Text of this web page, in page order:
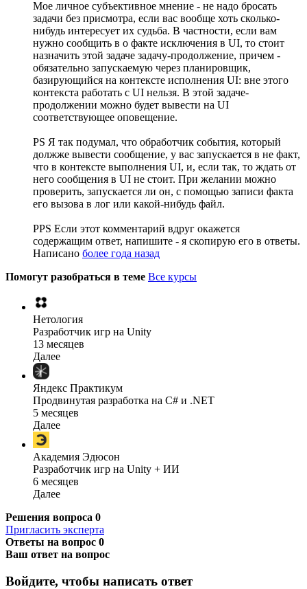
Мое личное субъективное мнение - не надо бросать
задачи без присмотра, если вас вообще хоть сколько-
нибудь интересует их судьба. В частности, если вам
нужно сообщить в о факте исключения в UI, то стоит
назначить этой задаче задачу-продолжение, причем -
обязательно запускаемую через планировщик,
базирующийся на контексте исполнения UI: вне этого
контекста работать с UI нельзя. В этой задаче-
продолжении можно будет вывести на UI
соответствующее оповещение.
PS Я так подумал, что обработчик события, который
должже вывести сообщение, у вас запускается в не факт,
что в контексте выполнения UI, и, если так, то ждать от
него сообщения в UI не стоит. При желании можно
проверить, запускается ли он, с помощью записи факта
его вызова в лог или какой-нибудь файл.
PPS Если этот комментарий вдруг окажется
содержащим ответ, напишите - я скопирую его в ответы.
Написано более года назад
Помогут разобраться в теме Все курсы
Нетология
Разработчик игр на Unity
13 месяцев
Далее
Яндекс Практикум
Продвинутая разработка на C# и .NET
5 месяцев
Далее
Академия Эдюсон
Разработчик игр на Unity + ИИ
6 месяцев
Далее
Решения вопроса 0
Пригласить эксперта
Ответы на вопрос 0
Ваш ответ на вопрос
Войдите, чтобы написать ответ